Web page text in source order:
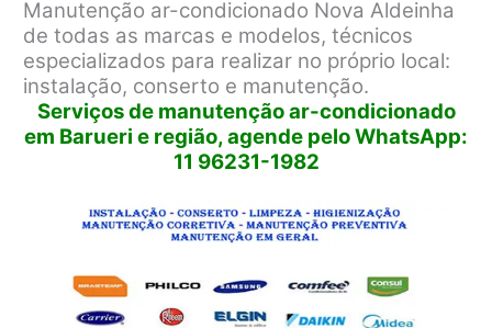
Manutenção ar-condicionado Nova Aldeinha
de todas as marcas e modelos, técnicos
especializados para realizar no próprio local:
instalação, conserto e manutenção.
Serviços de manutenção ar-condicionado
em Barueri e região, agende pelo WhatsApp:
11 96231-1982